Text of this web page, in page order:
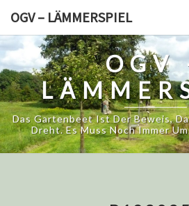
content
OGV – LÄMMERSPIEL
OGV
Das Gartenbeet Ist Der Beweis,
Dreht. Es Muss Noch Immer